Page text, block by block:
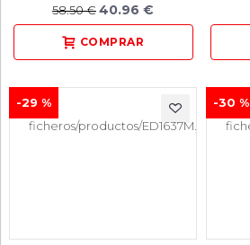
58.50 €40.96 €
-29 % -30 %